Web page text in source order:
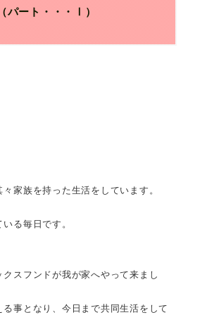
パート・・・Ⅰ）
家族を持った生活をしています。
る毎日です。
スフンドが我が家へやって来まし
事となり、今日まで共同生活をして